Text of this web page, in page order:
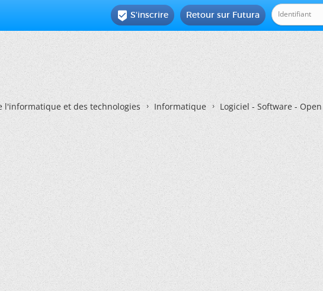
Retour sur Futura
 S'inscrire
l'informatique et des technologies Informatique Logiciel - Software -